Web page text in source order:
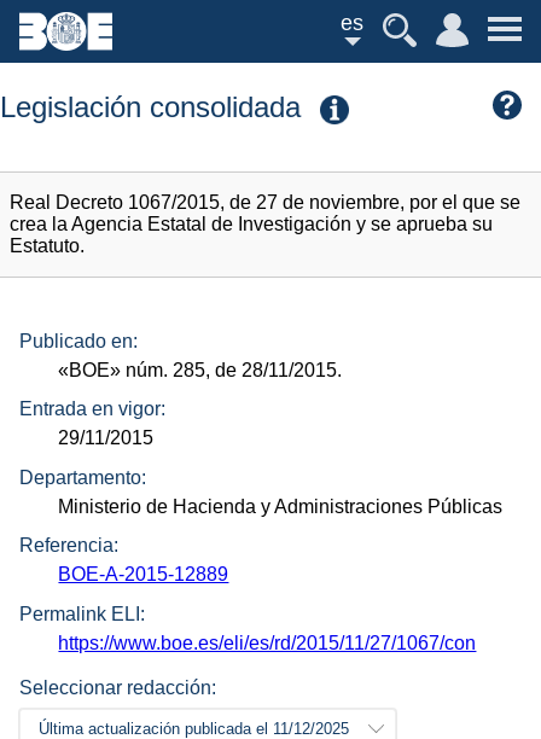
es
Legislación consolidada
Real Decreto 1067/2015, de 27 de noviembre, por el que se
crea la Agencia Estatal de Investigación y se aprueba su
Estatuto.
Publicado en:
«BOE» núm. 285, de 28/11/2015.
Entrada en vigor:
29/11/2015
Departamento:
Ministerio de Hacienda y Administraciones Públicas
Referencia:
BOE-A-2015-12889
Permalink ELI:
https://www.boe.es/eli/es/rd/2015/11/27/1067/con
Seleccionar redacción:
Última actualización publicada el 11/12/2025